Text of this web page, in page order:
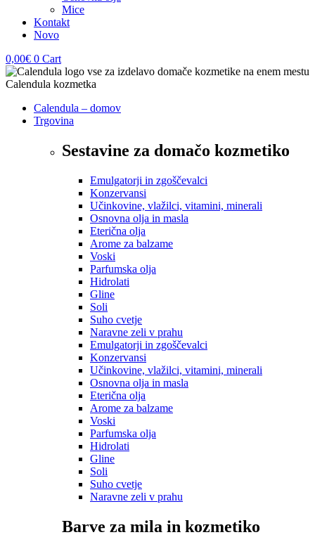
Mice
Kontakt
Novo
0,00€ 0 Cart
Calendula – domov
Trgovina
Sestavine za domačo kozmetiko
Emulgatorji in zgoščevalci
Konzervansi
Učinkovine, vlažilci, vitamini, minerali
Osnovna olja in masla
Eterična olja
Arome za balzame
Voski
Parfumska olja
Hidrolati
Gline
Soli
Suho cvetje
Naravne zeli v prahu
Emulgatorji in zgoščevalci
Konzervansi
Učinkovine, vlažilci, vitamini, minerali
Osnovna olja in masla
Eterična olja
Arome za balzame
Voski
Parfumska olja
Hidrolati
Gline
Soli
Suho cvetje
Naravne zeli v prahu
Barve za mila in kozmetiko